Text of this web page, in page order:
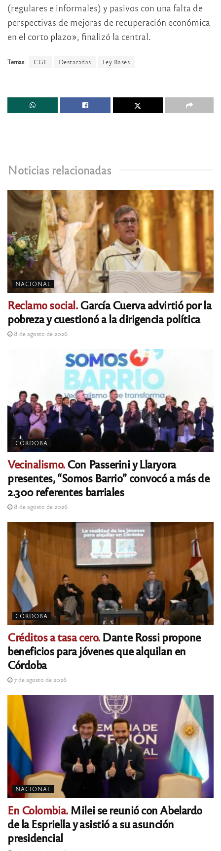
(regulares e informales) y pasivos con una falta de
perspectivas de mejoras de recuperación económica
en el corto plazo», finalizó la central.
Temas: CGT Destacadas Ley Bases
Noticias relacionadas
NACIONAL
Reclamo social.García Cuerva advirtió por la
pobreza y cuestionó a la dirigencia política
8 de agosto de 2026
CÓRDOBA
Vecinalismo.Con Passerini y Llaryora
presentes, “Somos Barrio” convocó a más de
2.300 referentes barriales
8 de agosto de 2026
CÓRDOBA
Créditos a tasa cero.Dante Rossi propone
beneficios para jóvenes que alquilan en
Córdoba
7 de agosto de 2026
NACIONAL
En Colombia.Milei se reunió con Abelardo
de la Espriella y asistió a su asunción
presidencial